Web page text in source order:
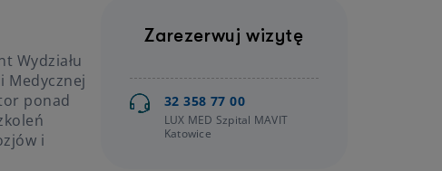
Wydziału
Medycznej
ponad
i
Zarezerwuj wizytę
32 358 77 00
LUX MED Szpital MAVIT
Katowice